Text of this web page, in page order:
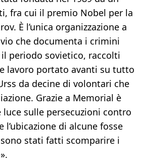
fra cui il premio Nobel per la
È l’unica organizzazione a
che documenta i crimini
periodo sovietico, raccolti
lavoro portato avanti su tutto
da decine di volontari che
Grazie a Memorial è
sulle persecuzioni contro
di alcune fosse
stati fatti scomparire i